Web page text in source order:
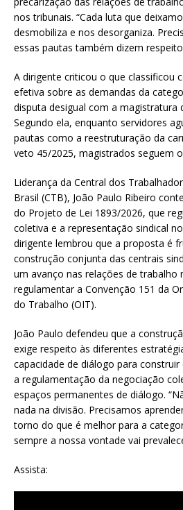
nos tribunais. “Cada luta que
desmobiliza e nos desorganiza.
essas pautas também dizem respeito
A dirigente criticou o que classificou
efetiva sobre as demandas da
disputa desigual com a magistratura
Segundo ela, enquanto servidores
pautas como a reestruturação da
veto 45/2025, magistrados seguem
Liderança da Central dos
Brasil (CTB), João Paulo Ribeiro
do Projeto de Lei 1893/2026, que
coletiva e a representação sindical
dirigente lembrou que a proposta é
construção conjunta das centrais
um avanço nas relações de trabalho
regulamentar a Convenção 151 da
do Trabalho (OIT).
João Paulo defendeu que a
exige respeito às diferentes
capacidade de diálogo para construir
a regulamentação da negociação
espaços permanentes de diálogo.
nada na divisão. Precisamos
torno do que é melhor para a
sempre a nossa vontade vai
Assista: